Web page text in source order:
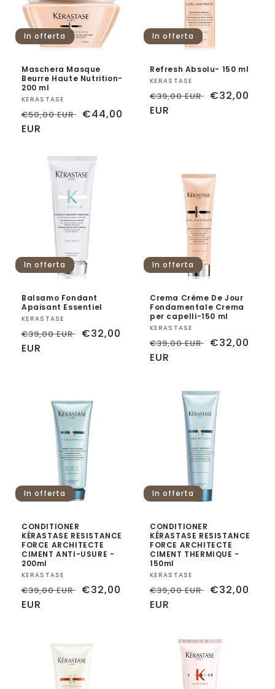
In offerta
Maschera Masque
Beurre Haute Nutrition-
200 ml
Fornitore:
KERASTASE
Prezzo
di
€50,00 EUR Prezzo
€44,00
EUR
In offerta
Refresh Absolu- 150 ml
Fornitore:
KERASTASE
Prezzo
di
€39,00 EUR Prezzo
€32,00
EUR
In offerta
Balsamo Fondant
Apaisant Essentiel
Fornitore:
KERASTASE
Prezzo
di
€39,00 EUR Prezzo
€32,00
EUR
In offerta
Crema Crème De Jour
Fondamentale Crema
per capelli-150 ml
Fornitore:
KERASTASE
Prezzo
di
€39,00 EUR Prezzo
€32,00
EUR
In offerta
CONDITIONER
KÉRASTASE RESISTANCE
FORCE ARCHITECTE
CIMENT ANTI-USURE -
200ml
Fornitore:
KERASTASE
Prezzo
di
€39,00 EUR Prezzo
€32,00
EUR
In offerta
CONDITIONER
KÉRASTASE RESISTANCE
FORCE ARCHITECTE
CIMENT THERMIQUE -
150ml
Fornitore:
KERASTASE
Prezzo
di
€39,00 EUR Prezzo
€32,00
EUR